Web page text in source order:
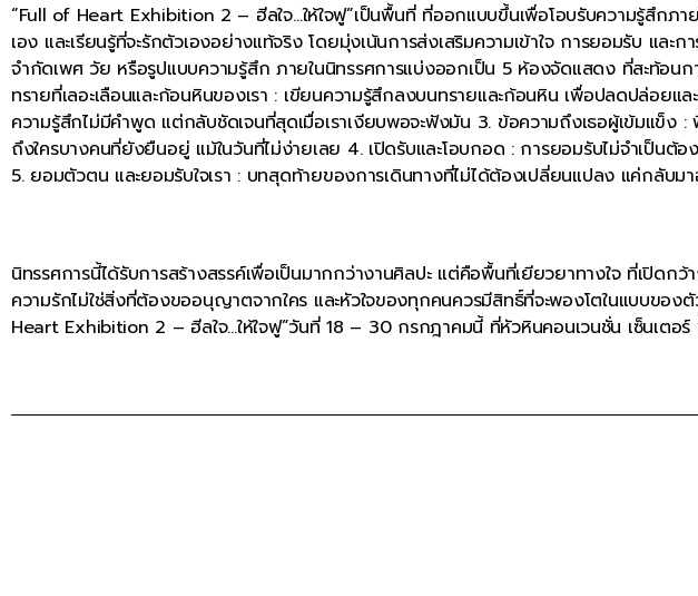
“Full of Heart Exhibition 2 – ฮีลใจ…ให้ใจฟู”เป็นพื้นที่ ที่ออกแบบขึ้นเพื่อโอบรับความรู้สึกภาย
เอง และเรียนรู้ที่จะรักตัวเองอย่างแท้จริง โดยมุ่งเน้นการส่งเสริมความเข้าใจ การยอมรับ แล
จำกัดเพศ วัย หรือรูปแบบความรู้สึก ภายในนิทรรศการแบ่งออกเป็น 5 ห้องจัดแสดง ที่สะท้อนก
ทรายที่เลอะเลือนและก้อนหินของเรา : เขียนความรู้สึกลงบนทรายและก้อนหิน เพื่อปลดปล่อยแ
ความรู้สึกไม่มีคำพูด แต่กลับชัดเจนที่สุดเมื่อเราเงียบพอจะฟังมัน 3. ข้อความถึงเธอผู้เข้มแข็ง
ถึงใครบางคนที่ยังยืนอยู่ แม้ในวันที่ไม่ง่ายเลย 4. เปิดรับและโอบกอด : การยอมรับไม่จำเป็น
5. ยอมตัวตน และยอมรับใจเรา : บทสุดท้ายของการเดินทางที่ไม่ได้ต้องเปลี่ยนแปลง แค่กลับม
นิทรรศการนี้ได้รับการสร้างสรรค์เพื่อเป็นมากกว่างานศิลปะ แต่คือพื้นที่เยียวยาทางใจ ที่เปิดกว้า
ความรักไม่ใช่สิ่งที่ต้องขออนุญาตจากใคร และหัวใจของทุกคนควรมีสิทธิ์ที่จะพองโตในแบบขอ
Heart Exhibition 2 – ฮีลใจ…ให้ใจฟู”วันที่ 18 – 30 กรกฎาคมนี้ ที่หัวหินคอนเวนชั่น เซ็นเตอ